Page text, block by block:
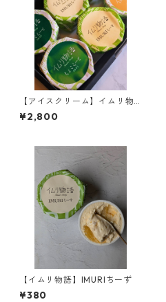
【アイスクリーム】イムリ物
語6ケ入り
¥2,800
【イムリ物語】IMURIちーず
¥380